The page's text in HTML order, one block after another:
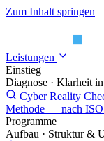
Zum Inhalt springen
Leistungen
Einstieg
Diagnose · Klarheit
Cyber Reality
Methode — nach ISO
Programme
Aufbau · Struktur &